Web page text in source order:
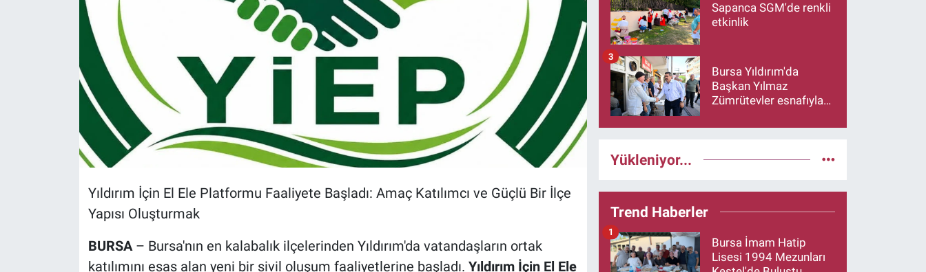
Yıldırım İçin El Ele Platformu Faaliyete Başladı: Amaç Katılımcı ve Güçlü Bir İlçe
Yapısı Oluşturmak
BURSA– Bursa'nın en kalabalık ilçelerinden Yıldırım'da vatandaşların ortak
katılımını esas alan yeni bir sivil oluşum faaliyetlerine başladı. Yıldırım İçin El Ele
Sapanca SGM'de renkli
etkinlik
Bursa Yıldırım'da
Başkan Yılmaz
Zümrütevler esnafıyla
3
Yükleniyor...
Trend Haberler
Bursa İmam Hatip
Lisesi 1994 Mezunları
1